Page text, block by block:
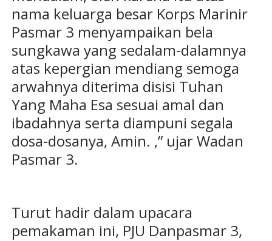
nama keluarga besar Korps Marinir
Pasmar 3 menyampaikan bela
sungkawa yang sedalam-dalamnya
atas kepergian mendiang semoga
arwahnya diterima disisi Tuhan
Yang Maha Esa sesuai amal dan
ibadahnya serta diampuni segala
dosa-dosanya, Amin. ,” ujar Wadan
Pasmar 3.
Turut hadir dalam upacara
pemakaman ini, PJU Danpasmar 3,